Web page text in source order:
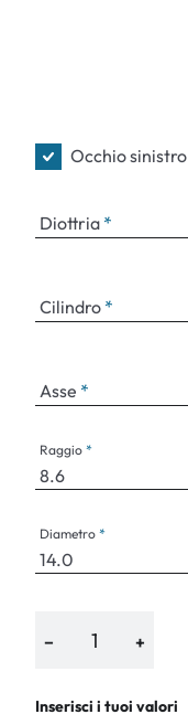
Occhio sinistro
Diottria
Cilindro
Asse
Raggio
Diametro
− +
Inserisci i tuoi valori